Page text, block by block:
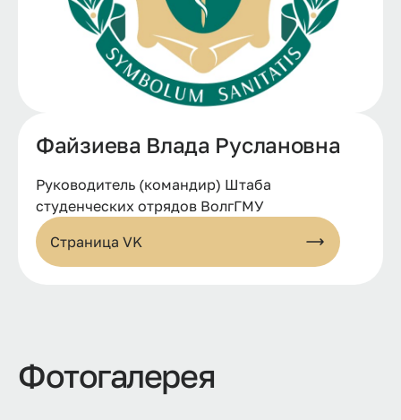
Файзиева Влада Руслановна
Руководитель (командир) Штаба
студенческих отрядов ВолгГМУ
Страница VK
Фотогалерея